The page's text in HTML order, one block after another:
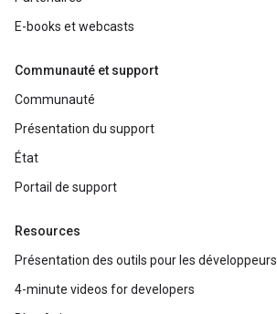
E-books et webcasts
Communauté et support
Communauté
Présentation du support
État
Portail de support
Resources
Présentation des outils pour les développeurs
4-minute videos for developers